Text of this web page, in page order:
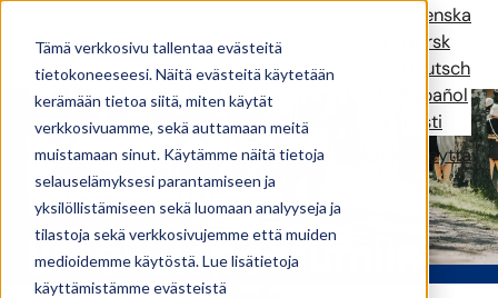
Tämä verkkosivu tallentaa evästeitä
tietokoneeseesi. Näitä evästeitä käytetään
kerämään tietoa siitä, miten käytät
verkkosivuamme, sekä auttamaan meitä
muistamaan sinut. Käytämme näitä tietoja
selauselämyksesi parantamiseen ja
yksilöllistämiseen sekä luomaan analyyseja ja
tilastoja sekä verkkosivujemme että muiden
medioidemme käytöstä. Lue lisätietoja
käyttämistämme evästeistä
Svenska
Norsk
Deutsch
Español
Eesti
Ratkaisut ReferenssitUutisetYritys Ota yhteyttä
Referenssit –
tapahtumateknologi
a festivaaleille,
areenoille ja
urheilutapahtumiin